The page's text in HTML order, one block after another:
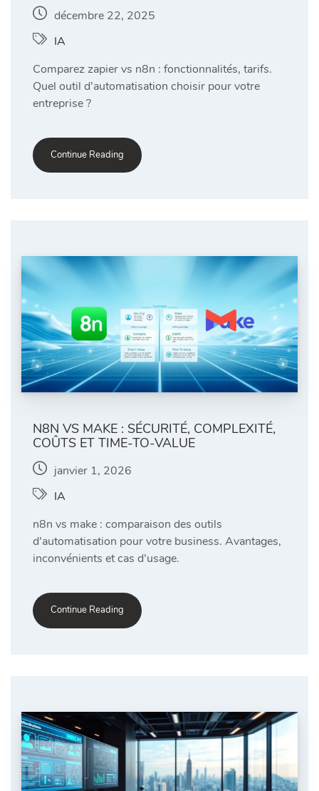
décembre 22, 2025
IA
Comparez zapier vs n8n : fonctionnalités, tarifs.
Quel outil d’automatisation choisir pour votre
entreprise ?
Continue Reading
N8N VS MAKE : SÉCURITÉ, COMPLEXITÉ,
COÛTS ET TIME-TO-VALUE
janvier 1, 2026
IA
n8n vs make : comparaison des outils
d’automatisation pour votre business. Avantages,
inconvénients et cas d’usage.
Continue Reading